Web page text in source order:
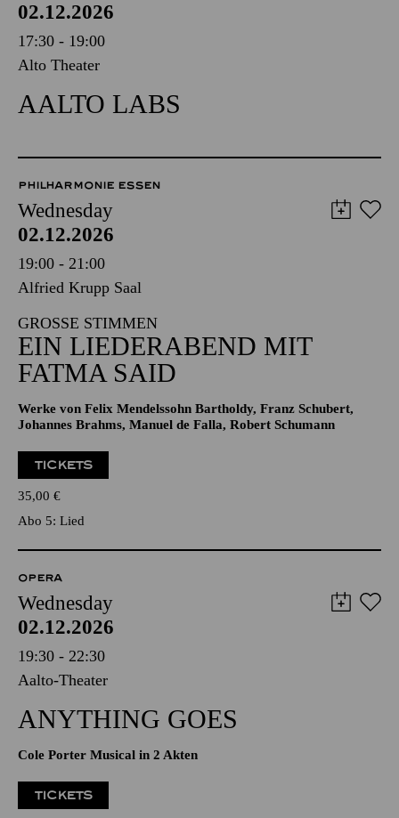
02.12.2026
17:30 - 19:00
Alto Theater
AALTO LABS
PHILHARMONIE ESSEN
Wednesday
02.12.2026
19:00 - 21:00
Alfried Krupp Saal
GROSSE STIMMEN
EIN LIEDERABEND MIT
FATMA SAID
Werke von Felix Mendelssohn Bartholdy, Franz Schubert,
Johannes Brahms, Manuel de Falla, Robert Schumann
TICKETS
35,00 €
Abo 5: Lied
OPERA
Wednesday
02.12.2026
19:30 - 22:30
Aalto-Theater
ANYTHING GOES
Cole Porter Musical in 2 Akten
TICKETS